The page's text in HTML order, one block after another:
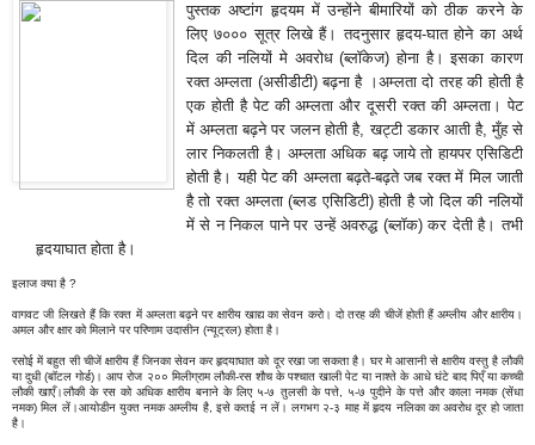
पुस्तक अष्टांग हृदयम में उन्होंने बीमारियों को ठीक करने के
लिए ७००० सूत्र लिखे हैं। तदनुसार हृदय-घात होने का अर्थ
दिल की नलियों मे अवरोध (ब्लॉकेज) होना है। इसका कारण
रक्त अम्लता (असीडीटी) बढ़ना है ।अम्लता दो तरह की होती है
एक होती है पेट की अम्लता और दूसरी रक्त की अम्लता। पेट
में अम्लता बढ़ने पर जलन होती है, खट्टी डकार आती है, मुँह से
लार निकलती है। अम्लता अधिक बढ़ जाये तो हायपर एसिडिटी
होती है। यही पेट की अम्लता बढ़ते-बढ़ते जब रक्त में मिल जाती
है तो रक्त अम्लता (ब्लड एसिडिटी) होती है जो दिल की नलियों
में से न निकल पाने पर उन्हें अवरुद्ध (ब्लॉक) कर देती है। तभी
हृदयाघात होता है।
इलाज क्या है ?
वागवट जी लिखते हैं कि रक्त में अम्लता बढ़ने पर क्षारीय खाद्य का सेवन करो। दो तरह की चीजें होती हैं अम्लीय और क्षारीय।
अमल और क्षार को मिलाने पर परिणाम उदासीन (न्यूट्रल) होता है।
रसोई में बहुत सी चीजें क्षारीय हैं जिनका सेवन कर हृदयाघात को दूर रखा जा सकता है। घर मे आसानी से क्षारीय वस्तु है लौकी
या दुधी (बॉटल गोर्ड)। आप रोज २०० मिलीग्राम लौकी-रस शौच के पश्चात खाली पेट या नाश्ते के आधे घंटे बाद पिएँ या कच्ची
लौकी खाएँ।लौकी के रस को अधिक क्षारीय बनाने के लिए ५-७ तुलसी के पत्ते, ५-७ पुदीने के पत्ते और काला नमक (सेंधा
नमक) मिल लें।आयोडीन युक्त नमक अम्लीय है, इसे कतई न लें। लगभग २-३ माह में हृदय नलिका का अवरोध दूर हो जाता
है।